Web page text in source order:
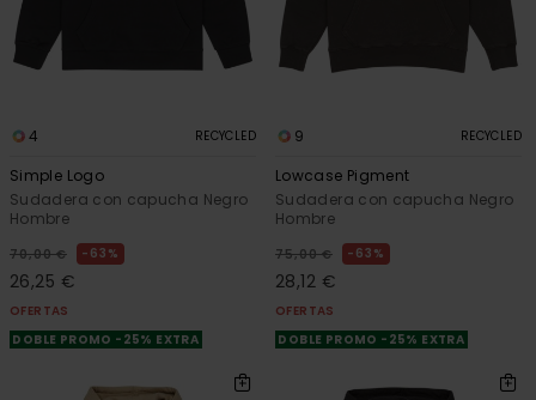
4 RECYCLED
Simple Logo
Sudadera con capucha Negro
Hombre
70,00 € 63%
26,25 €
OFERTAS
DOBLE PROMO -25% EXTRA
9 RECYCLED
Lowcase Pigment
Sudadera con capucha Negro
Hombre
75,00 € 63%
28,12 €
OFERTAS
DOBLE PROMO -25% EXTRA